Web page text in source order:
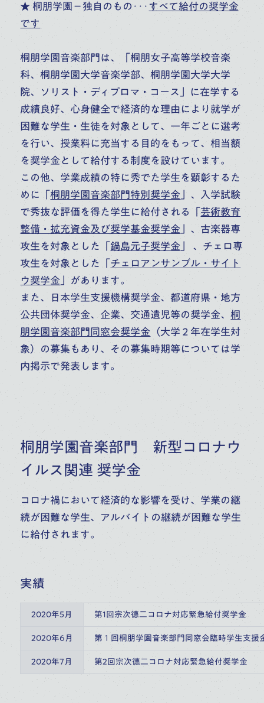
★ 桐朋学園－独自のもの･･･ すべて給付の奨学金
です
桐朋学園音楽部門は、「桐朋女子高等学校音楽
科、桐朋学園大学音楽学部、桐朋学園大学大学
院、ソリスト・ディプロマ・コース」に在学する
成績良好、心身健全で経済的な理由により就学が
困難な学生・生徒を対象として、一年ごとに選考
を行い、授業料に充当する目的をもって、相当額
を奨学金として給付する制度を設けています。
この他、学業成績の特に秀でた学生を顕彰するた
めに「桐朋学園音楽部門特別奨学金 」、入学試験
で秀抜な評価を得た学生に給付される「 芸術教育
整備・拡充資金及び奨学基金奨学金 」、古楽器専
攻生を対象とした「 鍋島元子奨学金 」 、チェロ専
攻生を対象とした「 チェロアンサンブル・サイト
ウ奨学金 」があります。
また、日本学生支援機構奨学金、都道府県・地方
公共団体奨学金、企業、交通遺児等の奨学金、桐
朋学園音楽部門同窓会奨学金 （大学２年在学生対
象）の募集もあり、その募集時期等については学
内掲示で発表します。
桐朋学園音楽部門 新型コロナウ
イルス関連 奨学金
コロナ禍において経済的な影響を受け、学業の継
続が困難な学生、アルバイトの継続が困難な学生
に給付されます。
実績
2020年5月 第1回宗次德二コロナ対応緊急給付奨学金
2020年6月 第１回桐朋学園音楽部門同窓会臨時学生支援
2020年7月 第2回宗次德二コロナ対応緊急給付奨学金